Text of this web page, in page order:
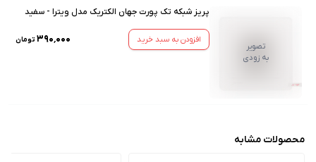
تصویر
به زودی
پریز شبکه تک پورت جهان الکتریک مدل ویترا - سفید
افزودن به سبد خرید ۳۹۰٬۰۰۰ تومان
محصولات مشابه